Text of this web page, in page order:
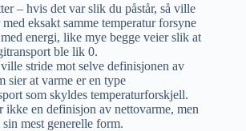
– hvis det var slik du påstår, så ville
eksakt samme temperatur forsyne
energi, like mye begge veier slik at
ble lik 0.
stride mot selve definisjonen av
sier at varme er en type
som skyldes temperaturforskjell.
ikke en definisjon av nettovarme, men
mest generelle form.